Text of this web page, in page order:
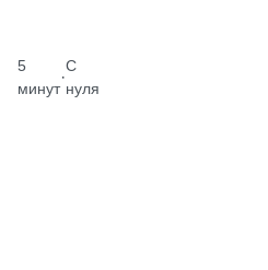
5
минут
·
С
нуля